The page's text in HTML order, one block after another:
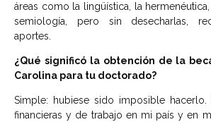
áreas como la lingüística, la
semiología, pero sin desecharlas,
aportes.
¿Qué significó la obtención de la
Carolina para tu doctorado?
Simple: hubiese sido imposible hacerlo.
financieras y de trabajo en mi país y en